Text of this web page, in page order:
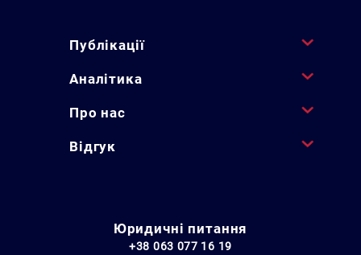
Публікації
Аналітика
Про нас
Відгук
Юридичні питання
+38 063 077 16 19